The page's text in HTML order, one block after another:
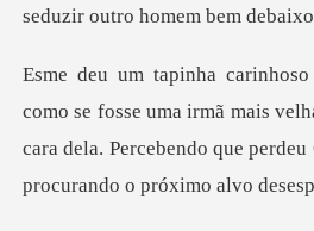
irmã mais
cara dela. Percebendo que perde